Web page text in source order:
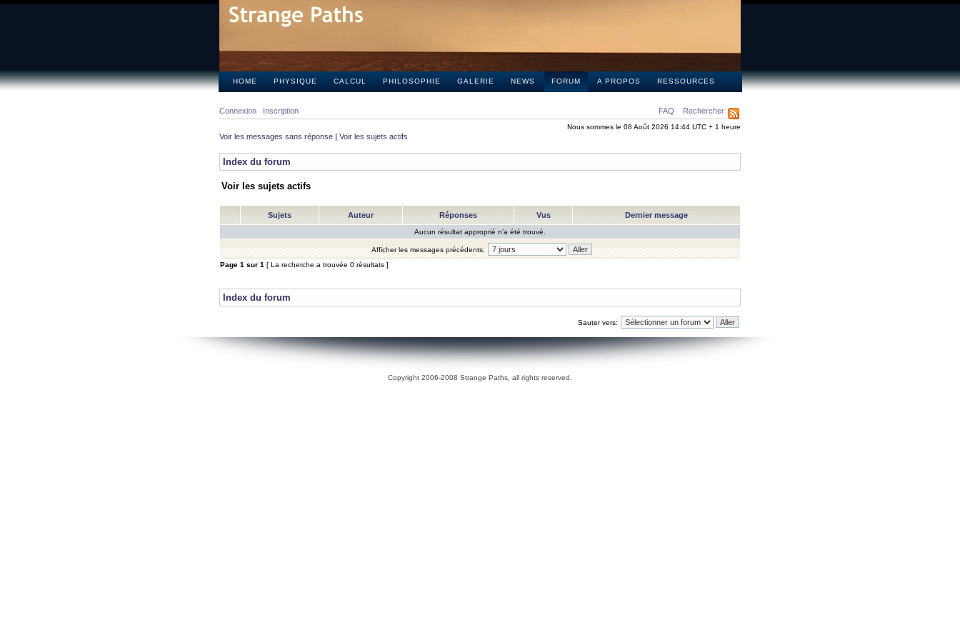
HOME PHYSIQUE CALCUL PHILOSOPHIE GALERIE NEWS FORUM A PROPOS RESSOURCES
FAQ Rechercher
Connexion Inscription
Nous sommes le 08 Août 2026 14:44 UTC + 1 heure
Voir les messages sans réponse | Voir les sujets actifs
Index du forum
Voir les sujets actifs
Sujets Auteur Réponses Vus Dernier message
Aucun résultat approprié n’a été trouvé.
Afficher les messages précédents:
Page 1 sur 1 [ La recherche a trouvée 0 résultats ]
Index du forum
Sauter vers:
Copyright 2006-2008 Strange Paths, all rights reserved.